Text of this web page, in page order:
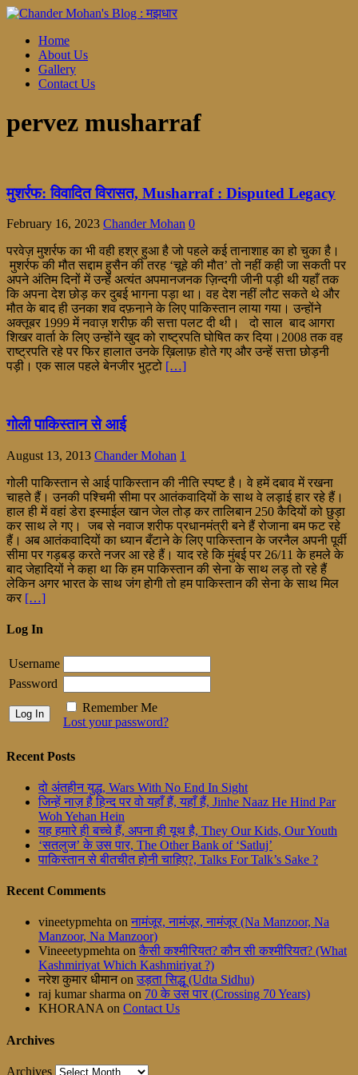
Home
About Us
Gallery
Contact Us
pervez musharraf
मुशर्रफ: विवादित विरासत, Musharraf : Disputed Legacy
February 16, 2023 Chander Mohan 0
परवेज़ मुशर्रफ का भी वही हश्र हुआ है जो पहले कई तानाशाह का हो चुका है।
मुशर्रफ की मौत सद्दाम हुसैन की तरह ‘चूहे की मौत’ तो नहीं कही जा सकती पर
अपने अंतिम दिनों में उन्हें अत्यंत अपमानजनक ज़िन्दगी जीनी पड़ी थी यहाँ तक
कि अपना देश छोड़ कर दुबई भागना पड़ा था। वह देश नहीं लौट सकते थे और
मौत के बाद ही उनका शव दफ़नाने के लिए पाकिस्तान लाया गया। उन्होंने
अक्तूबर 1999 में नवाज़ शरीफ़ की सत्ता पलट दी थी। दो साल बाद आगरा
शिखर वार्ता के लिए उन्होंने खुद को राष्ट्रपति घोषित कर दिया।2008 तक वह
राष्ट्रपति रहे पर फिर हालात उनके ख़िलाफ़ होते गए और उन्हें सत्ता छोड़नी
पड़ी। एक साल पहले बेनजीर भुट्टो […]
गोली पाकिस्तान से आई
August 13, 2013 Chander Mohan 1
गोली पाकिस्तान से आई पाकिस्तान की नीति स्पष्ट है। वे हमें दबाव में रखना
चाहते हैं। उनकी पश्चिमी सीमा पर आतंकवादियों के साथ वे लड़ाई हार रहे हैं।
हाल ही में वहां डेरा इस्माईल खान जेल तोड़ कर तालिबान 250 कैदियों को छुड़ा
कर साथ ले गए। जब से नवाज शरीफ प्रधानमंत्री बने हैं रोजाना बम फट रहे
हैं। अब आतंकवादियों का ध्यान बँटाने के लिए पाकिस्तान के जरनैल अपनी पूर्वी
सीमा पर गड़बड़ करते नजर आ रहे हैं। याद रहे कि मुंबई पर 26/11 के हमले के
बाद जेहादियों ने कहा था कि हम पाकिस्तान की सेना के साथ लड़ तो रहे हैं
लेकिन अगर भारत के साथ जंग होगी तो हम पाकिस्तान की सेना के साथ मिल
कर […]
Log In
Username
Password
Remember Me
Lost your password?
Recent Posts
दो अंतहीन युद्ध, Wars With No End In Sight
जिन्हें नाज़ है हिन्द पर वो यहाँ हैं, यहाँ हैं, Jinhe Naaz He Hind Par
Woh Yehan Hein
यह हमारे ही बच्चे हैं, अपना ही यूथ है, They Our Kids, Our Youth
‘सतलुज’ के उस पार, The Other Bank of ‘Satluj’
पाकिस्तान से बीतचीत होनी चाहिए?, Talks For Talk’s Sake ?
Recent Comments
vineetypmehta on नामंजूर, नामंजूर, नामंजूर (Na Manzoor, Na
Manzoor, Na Manzoor)
Vineeetypmehta on कैसी कश्मीरियत? कौन सी कश्मीरियत? (What
Kashmiriyat Which Kashmiriyat ?)
नरेश कुमार धीमानon उड़ता सिद्धू (Udta Sidhu)
raj kumar sharma on 70 के उस पार (Crossing 70 Years)
KHORANA on Contact Us
Archives
Archives